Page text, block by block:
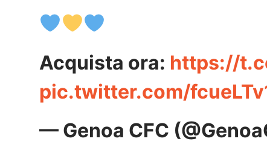
Acquista ora: https://
pic.twitter.com/
— Genoa CFC